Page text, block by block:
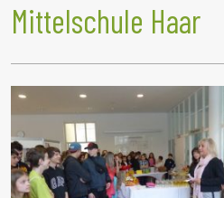
Mittelschule Haar